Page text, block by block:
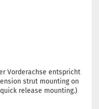
Vorderachse entspricht
strut mounting on
release mounting.)